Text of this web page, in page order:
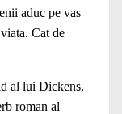
aduc pe vas
Cat de
al lui Dickens,
roman al